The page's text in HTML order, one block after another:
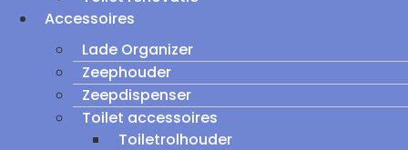
Accessoires
Lade Organizer
Zeephouder
Zeepdispenser
Toilet accessoires
Toiletrolhouder